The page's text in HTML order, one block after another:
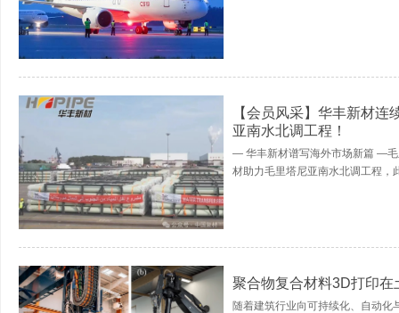
【会员风采】华丰新材
亚南水北调工程！
— 华丰新材谱写海外市场新篇 —毛
材助力毛里塔尼亚南水北调工程，
聚合物复合材料3D打印
随着建筑行业向可持续化、自动